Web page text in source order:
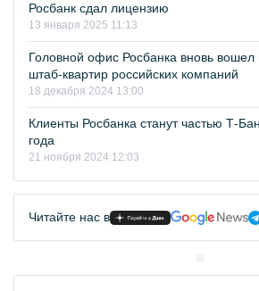
Росбанк сдал лицензию
13 января 2025 11:13
Головной офис Росбанка вновь вошел
штаб-квартир российских компаний
18 декабря 2024 13:00
Клиенты Росбанка станут частью Т-
года
21 ноября 2024 12:03
Читайте нас в